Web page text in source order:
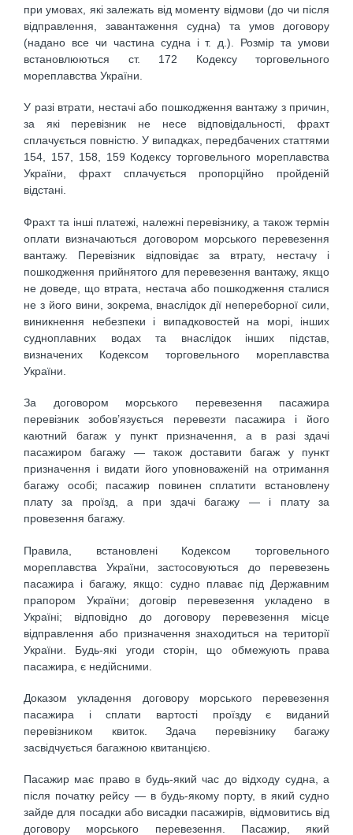
при умовах, які залежать від моменту відмови (до чи після
відправлення, завантаження судна) та умов договору
(надано все чи частина судна і т. д.). Розмір та умови
встановлюються ст. 172 Кодексу торговельного
мореплавства України.
У разі втрати, нестачі або пошкодження вантажу з причин,
за які перевізник не несе відповідальності, фрахт
сплачується пов­ністю. У випадках, передбачених статтями
154, 157, 158, 159 Кодексу торговельного мореплавства
України, фрахт сплачується пропорційно пройденій
відстані.
Фрахт та інші платежі, належні перевізнику, а також термін
оплати визначаються договором морського перевезення
вантажу. Перевізник відповідає за втрату, нестачу і
пошкодження прийнятого для перевезення вантажу, якщо
не доведе, що втрата, нестача або пошкодження сталися
не з його вини, зокрема, внаслідок дії непереборної сили,
виникнення небезпеки і випадковостей на морі, інших
судноплавних водах та внаслідок інших підстав,
визначених Кодексом торговельного мореплавства
України.
За договором морського перевезення пасажира
перевізник зобов’язується перевезти пасажира і його
каютний багаж у пункт призначення, а в разі здачі
пасажиром багажу — також доставити багаж у пункт
призначення і видати його уповноваженій на отримання
багажу особі; пасажир повинен сплатити встановлену
плату за проїзд, а при здачі багажу — і плату за
провезення багажу.
Правила, встановлені Кодексом торговельного
мореплавства України, застосовуються до перевезень
пасажира і багажу, якщо: судно плаває під Державним
прапором України; договір перевезення укладено в
Україні; відповідно до договору перевезення місце
відправлення або призначення знаходиться на території
України. Будь-які угоди сторін, що обмежують права
пасажира, є недійсними.
Доказом укладення договору морського перевезення
пасажира і сплати вартості проїзду є виданий
перевізником квиток. Здача перевізнику багажу
засвідчується багажною квитанцією.
Пасажир має право в будь-який час до відходу судна, а
після початку рейсу — в будь-якому порту, в який судно
зайде для посадки або висадки пасажирів, відмовитись від
договору морського перевезення. Пасажир, який